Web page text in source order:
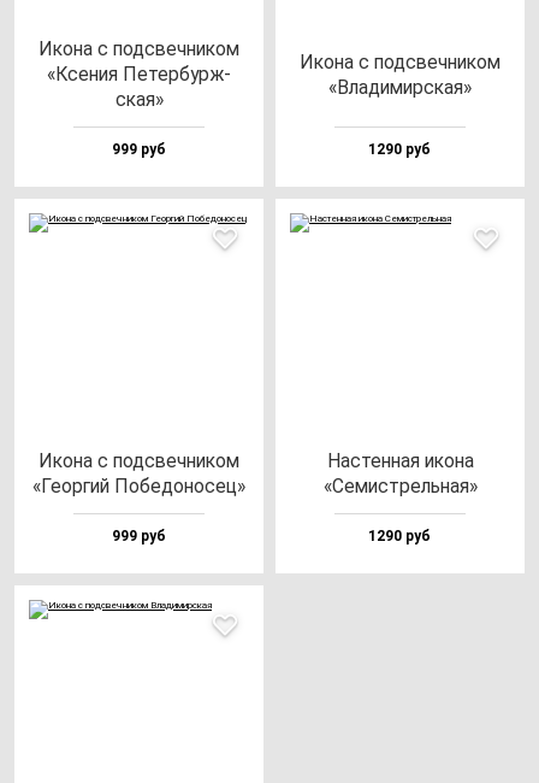
Ико­на с под­свеч­ни­ком
«Ксе­ния Петер­бурж­
ская»
999 руб
Ико­на с под­свеч­ни­ком
«Вла­ди­мир­ская»
1290 руб
Ико­на с под­свеч­ни­ком
«Геор­гий Побе­до­но­сец»
999 руб
Нас­тен­ная ико­на
«Семис­трель­ная»
1290 руб